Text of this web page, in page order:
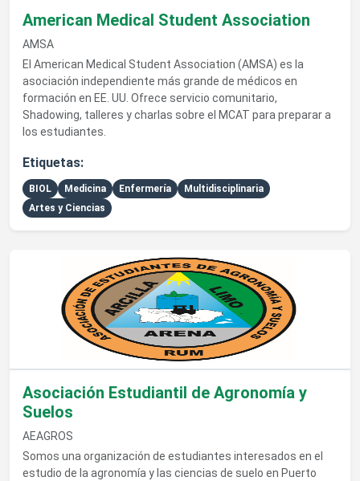
American Medical Student Association
AMSA
El American Medical Student Association (AMSA) es la
asociación independiente más grande de médicos en
formación en EE. UU. Ofrece servicio comunitario,
Shadowing, talleres y charlas sobre el MCAT para preparar a
los estudiantes.
Etiquetas:
BIOL Medicina Enfermería
Multidisciplinaria
Artes y Ciencias
Ver detalles de Asociación Estudiantil de Agronomía y Suelos
Asociación Estudiantil de Agronomía y
Suelos
AEAGROS
Somos una organización de estudiantes interesados en el
estudio de la agronomía y las ciencias de suelo en Puerto